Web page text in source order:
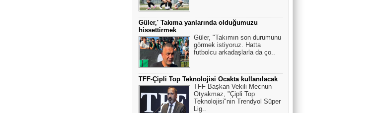
Güler,' Takıma yanlarında olduğumuzu
hissettirmek
Güler, "Takımın son durumunu
görmek istiyoruz. Hatta
futbolcu arkadaşlarla da ço..
TFF-Çipli Top Teknolojisi Ocakta kullanılacak
TFF Başkan Vekili Mecnun
Otyakmaz, "Çipli Top
Teknolojisi"nin Trendyol Süper
Lig..